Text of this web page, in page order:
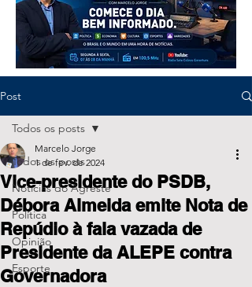
Post
Todos os posts
Notícias do Agreste
Política
Opinião
Esporte
Todos os posts
Vice-presidente do PSDB,
Débora Almeida emite Nota de
Repúdio à fala vazada de
Presidente da ALEPE contra
Governadora
Marcelo Jorge
1 de fev. de 2024